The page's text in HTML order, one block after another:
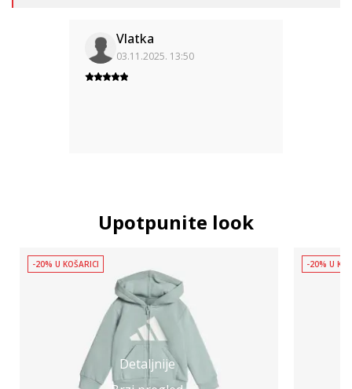
Vlatka
03.11.2025. 13:50
Upotpunite look
Detaljnije
-20% U KOŠARICI -20% U